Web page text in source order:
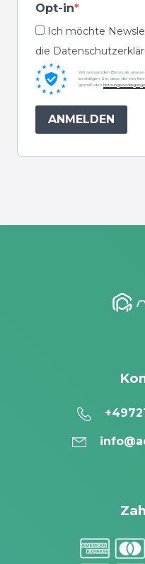
Opt-in
Ich möchte
die
Wir verwenden Brevo als unsere
bestätigen Sie, dass die von
gemäß den
ANMELDEN